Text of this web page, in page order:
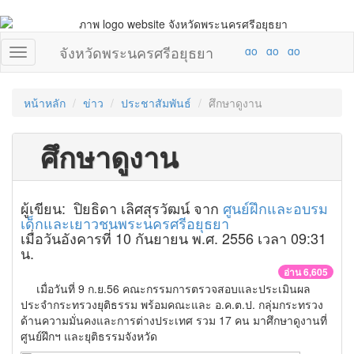
จังหวัดพระนครศรีอยุธยา
หน้าหลัก ข่าว ประชาสัมพันธ์ ศึกษาดูงาน
ศึกษาดูงาน
ผู้เขียน: ปิยธิดา เลิศสุรวัฒน์ จาก ศูนย์ฝึกและอบรม
เด็กและเยาวชนพระนครศรีอยุธยา
เมื่อวันอังคารที่ 10 กันยายน พ.ศ. 2556 เวลา 09:31
น.
อ่าน 6,605
เมื่อวันที่ 9 ก.ย.56 คณะกรรมการตรวจสอบและประเมินผล
ประจำกระทรวงยุติธรรม พร้อมคณะและ อ.ค.ต.ป. กลุ่มกระทรวง
ด้านความมั่นคงและการต่างประเทศ รวม 17 คน มาศึกษาดูงานที่
ศูนย์ฝึกฯ และยุติธรรมจังหวัด